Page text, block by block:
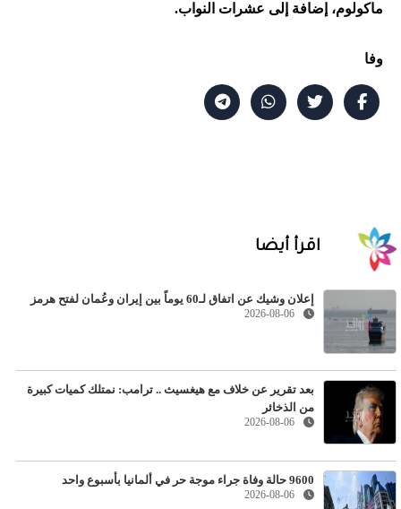
ماكولوم، إضافة إلى عشرات النواب.
وفا
اقرأ أيضا
إعلان وشيك عن اتفاق لـ60 يوماً بين إيران وعُمان لفتح هرمز
2026-08-06
بعد تقرير عن خلاف مع هيغسيث .. ترامب: نمتلك كميات كبيرة
من الذخائر
2026-08-06
9600 حالة وفاة جراء موجة حر في ألمانيا بأسبوع واحد
2026-08-06